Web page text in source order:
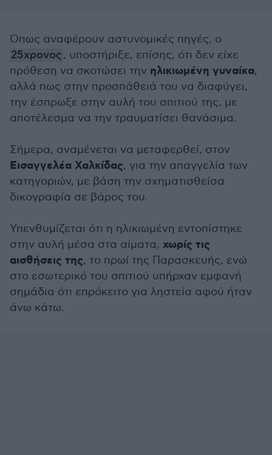
Όπως αναφέρουν αστυνομικές πηγές, ο
25χρονος, υποστήριξε, επίσης, ότι δεν είχε
πρόθεση να σκοτώσει την ηλικιωμένη γυναίκα,
αλλά πως στην προσπάθειά του να διαφύγει,
την έσπρωξε στην αυλή του σπιτιού της, με
αποτέλεσμα να την τραυματίσει θανάσιμα.
Σήμερα, αναμένεται να μεταφερθεί, στον
Εισαγγελέα Χαλκίδας, για την απαγγελία των
κατηγοριών, με βάση την σχηματισθείσα
δικογραφία σε βάρος του.
Υπενθυμίζεται ότι η ηλικιωμένη εντοπίστηκε
στην αυλή μέσα στα αίματα, χωρίς τις
αισθήσεις της, το πρωί της Παρασκευής, ενώ
στο εσωτερικό του σπιτιού υπήρχαν εμφανή
σημάδια ότι επρόκειτο για ληστεία αφού ήταν
άνω κάτω.